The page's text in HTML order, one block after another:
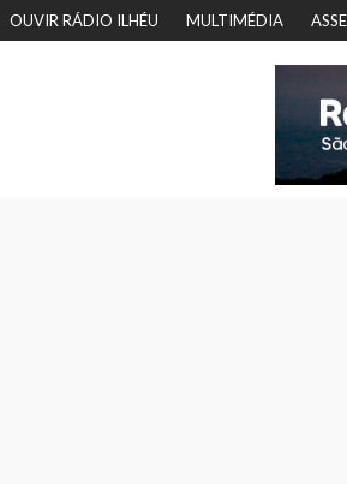
OUVIR RÁDIO ILHÉU MULTIMÉDIA